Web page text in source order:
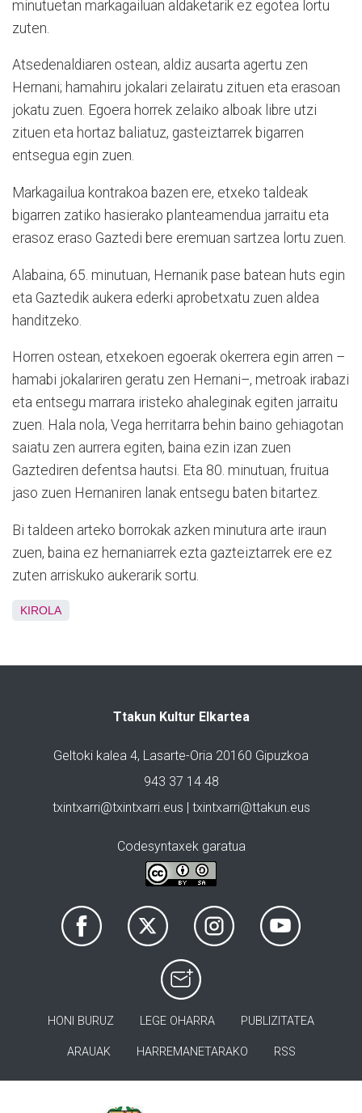
minutuetan markagailuan aldaketarik ez egotea lortu
zuten.
Atsedenaldiaren ostean, aldiz ausarta agertu zen
Hernani; hamahiru jokalari zelairatu zituen eta erasoan
jokatu zuen. Egoera horrek zelaiko alboak libre utzi
zituen eta hortaz baliatuz, gasteiztarrek bigarren
entsegua egin zuen.
Markagailua kontrakoa bazen ere, etxeko taldeak
bigarren zatiko hasierako planteamendua jarraitu eta
erasoz eraso Gaztedi bere eremuan sartzea lortu zuen.
Alabaina, 65. minutuan, Hernanik pase batean huts egin
eta Gaztedik aukera ederki aprobetxatu zuen aldea
handitzeko.
Horren ostean, etxekoen egoerak okerrera egin arren –
hamabi jokalariren geratu zen Hernani–, metroak irabazi
eta entsegu marrara iristeko ahaleginak egiten jarraitu
zuen. Hala nola, Vega herritarra behin baino gehiagotan
saiatu zen aurrera egiten, baina ezin izan zuen
Gaztediren defentsa hautsi. Eta 80. minutuan, fruitua
jaso zuen Hernaniren lanak entsegu baten bitartez.
Bi taldeen arteko borrokak azken minutura arte iraun
zuen, baina ez hernaniarrek ezta gazteiztarrek ere ez
zuten arriskuko aukerarik sortu.
KIROLA
Ttakun Kultur Elkartea
Geltoki kalea 4, Lasarte-Oria 20160 Gipuzkoa
943 37 14 48
txintxarri@txintxarri.eus | txintxarri@ttakun.eus
Codesyntaxek garatua
HONI BURUZ LEGE OHARRA PUBLIZITATEA
ARAUAK HARREMANETARAKO RSS